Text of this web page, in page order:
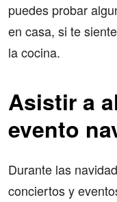
puedes probar
en casa, si te
la cocina.
Asistir a
evento
Durante las
conciertos y